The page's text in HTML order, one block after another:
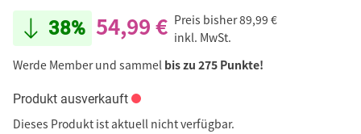
38% 54,99 € Preis bisher89,99 €
inkl. MwSt.
Werde Member und sammel bis zu 275 Punkte!
Produkt ausverkauft
Dieses Produkt ist aktuell nicht verfügbar.